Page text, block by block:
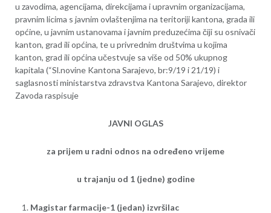
u zavodima, agencijama, direkcijama i upravnim organizacijama,
pravnim licima s javnim ovlaštenjima na teritoriji kantona, grada ili
općine, u javnim ustanovama i javnim preduzećima čiji su osnivači
kanton, grad ili općina, te u privrednim društvima u kojima
kanton, grad ili općina učestvuje sa više od 50% ukupnog
kapitala (“Sl.novine Kantona Sarajevo, br:9/19 i 21/19) i
saglasnosti ministarstva zdravstva Kantona Sarajevo, direktor
Zavoda raspisuje
JAVNI OGLAS
za prijem u radni odnos na određeno vrijeme
u trajanju od 1 (jedne) godine
Magistar farmacije-1 (jedan) izvršilac